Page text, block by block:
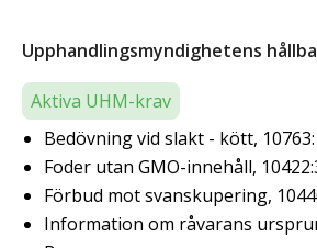
Upphandlingsmyndighetens
Aktiva UHM-krav
Bedövning vid slakt - kött,
Foder utan GMO-innehåll,
Förbud mot svanskupering,
Information om råvarans